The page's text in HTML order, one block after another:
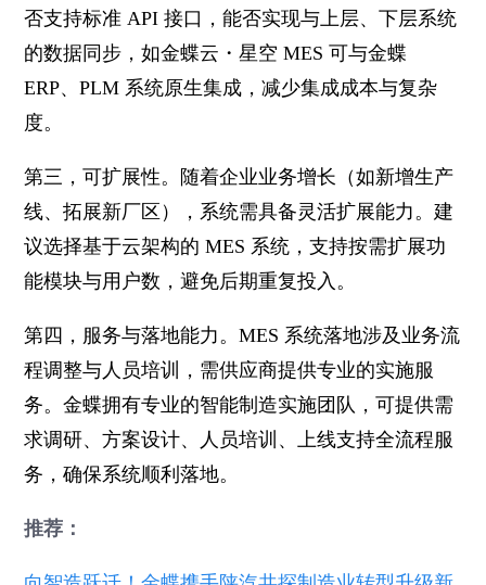
否支持标准 API 接口，能否实现与上层、下层系统
的数据同步，如金蝶云・星空 MES 可与金蝶
ERP、PLM 系统原生集成，减少集成成本与复杂
度。
第三，可扩展性。随着企业业务增长（如新增生产
线、拓展新厂区），系统需具备灵活扩展能力。建
议选择基于云架构的 MES 系统，支持按需扩展功
能模块与用户数，避免后期重复投入。
第四，服务与落地能力。MES 系统落地涉及业务流
程调整与人员培训，需供应商提供专业的实施服
务。金蝶拥有专业的智能制造实施团队，可提供需
求调研、方案设计、人员培训、上线支持全流程服
务，确保系统顺利落地。
推荐：